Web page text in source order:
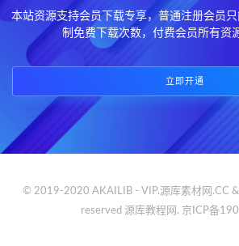
本站资源支持会员下载专享，普通注册会员
制免费下载次数，付费会员所有资
立即开通
© 2019-2020 AKAILIB - VIP.源库素材网.CC
reserved 源库教程网. 京ICP备